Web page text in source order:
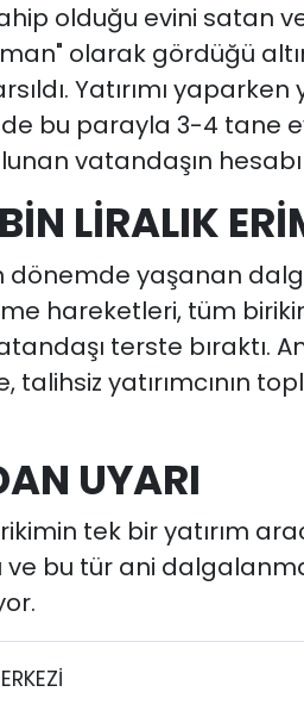
olduğu evini satan
olarak gördüğü
Yatırımı
bu parayla 3-4 tane
vatandaşın hesabı
LİRALIK
dönemde yaşanan
hareketleri, tüm
terste bıraktı.
yatırımcının
UYARI
tek bir yatırım
ve bu tür ani